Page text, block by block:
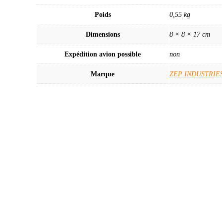
Poids 0,55 kg
Dimensions 8 × 8 × 17 cm
Expédition avion possible non
Marque ZEP